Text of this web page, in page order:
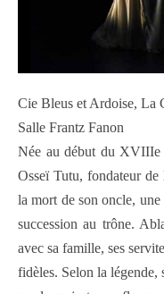
Cie Bleus et Ardoise, La
Salle Frantz Fanon
Née au début du XVIIIe
Osseï Tutu, fondateur
la mort de son oncle,
succession au trône.
avec sa famille, ses
fidèles. Selon la légende,